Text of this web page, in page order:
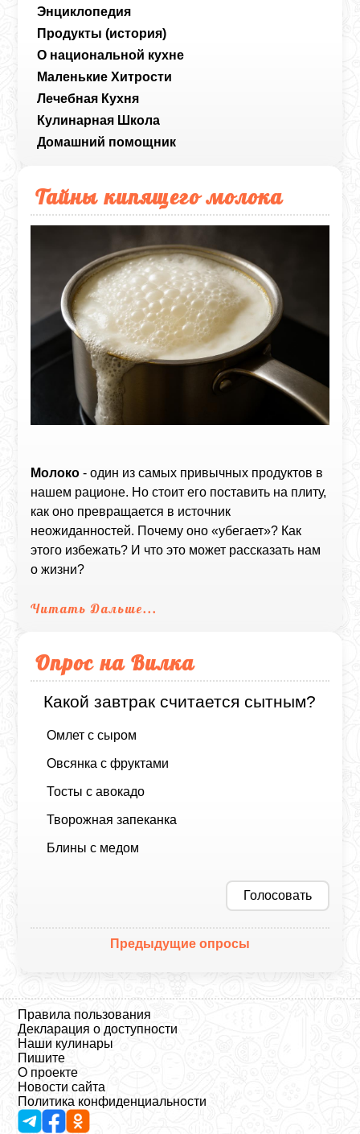
Энциклопедия
Продукты (история)
О национальной кухне
Маленькие Хитрости
Лечебная Кухня
Кулинарная Школа
Домашний помощник
Тайны кипящего молока
Молоко - один из самых привычных продуктов в
нашем рационе. Но стоит его поставить на плиту,
как оно превращается в источник
неожиданностей. Почему оно «убегает»? Как
этого избежать? И что это может рассказать нам
о жизни?
Читать Дальше...
Опрос на Вилка
Какой завтрак считается сытным?
Омлет с сыром
Овсянка с фруктами
Тосты с авокадо
Творожная запеканка
Блины с медом
Голосовать
Предыдущие опросы
Правила пользования
Декларация о доступности
Наши кулинары
Пишите
О проекте
Новости сайта
Политика конфиденциальности